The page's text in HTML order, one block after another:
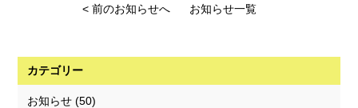
< 前のお知らせへ お知らせ一覧
カテゴリー
お知らせ (50)